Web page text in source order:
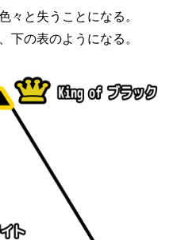
々と失うことになる。
下の表のようになる。